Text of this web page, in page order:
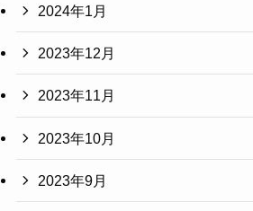
2024年1月
2023年12月
2023年11月
2023年10月
2023年9月